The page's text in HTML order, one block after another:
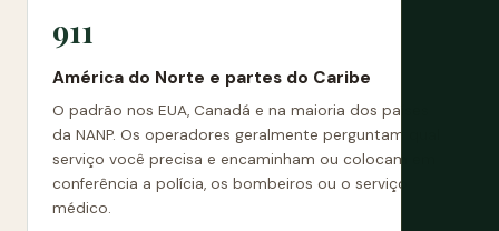
911
América do Norte e partes do Caribe
O padrão nos EUA, Canadá e na maioria dos países
da NANP. Os operadores geralmente perguntam qual
serviço você precisa e encaminham ou colocam em
conferência a polícia, os bombeiros ou o serviço
médico.